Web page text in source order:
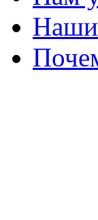
Наши